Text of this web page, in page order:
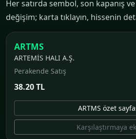
Her satırda sembol, son kapanış
değişim; karta tıklayın, hissenin
ARTMS
ARTEMİS HALI A.Ş.
Perakende Satış
38.20 TL
ARTMS özet
Karşılaştırmaya